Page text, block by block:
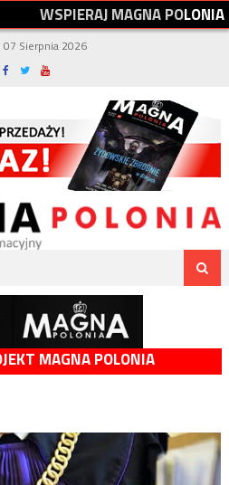
WSPIERAJMAGNAPOLONIA
07 Sierpnia 2026
MAGNA POLONIA